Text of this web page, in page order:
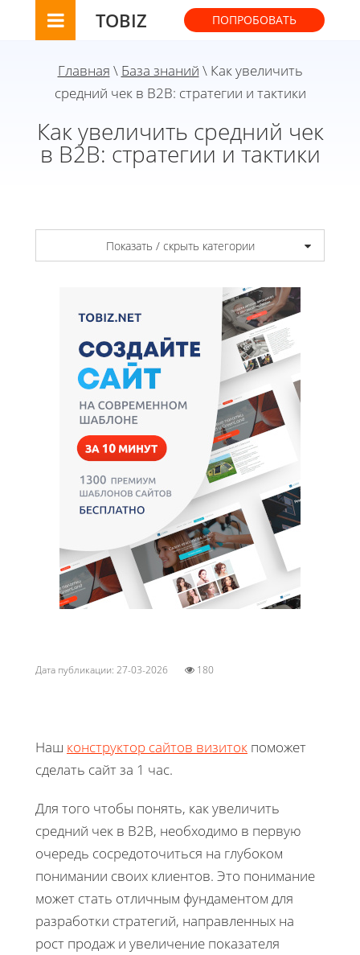
TOBIZ ПОПРОБОВАТЬ
Главная \ База знаний \ Как увеличить
средний чек в B2B: стратегии и тактики
Как увеличить средний чек
в B2B: стратегии и тактики
Показать / скрыть категории
Дата публикации: 27-03-2026 180
Наш конструктор сайтов визиток поможет
сделать сайт за 1 час.
Для того чтобы понять, как увеличить
средний чек в B2B, необходимо в первую
очередь сосредоточиться на глубоком
понимании своих клиентов. Это понимание
может стать отличным фундаментом для
разработки стратегий, направленных на
рост продаж и увеличение показателя